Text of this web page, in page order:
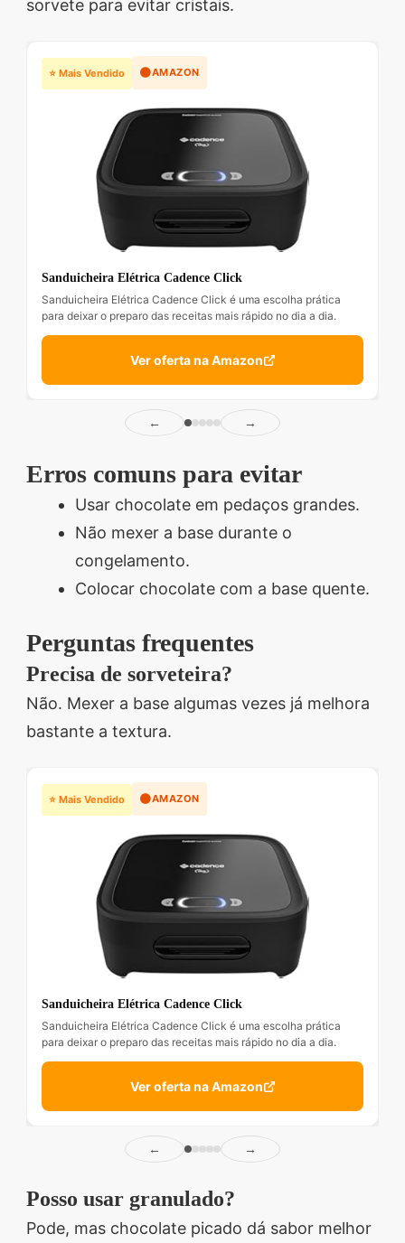
sorvete para evitar cristais.
⭐ Mais Vendido 🟠AMAZON
Sanduicheira Elétrica Cadence Click
Sanduicheira Elétrica Cadence Click é uma escolha prática
para deixar o preparo das receitas mais rápido no dia a dia.
Ver oferta na Amazon
← →
Erros comuns para evitar
Usar chocolate em pedaços grandes.
Não mexer a base durante o
congelamento.
Colocar chocolate com a base quente.
Perguntas frequentes
Precisa de sorveteira?
Não. Mexer a base algumas vezes já melhora
bastante a textura.
⭐ Mais Vendido 🟠AMAZON
Sanduicheira Elétrica Cadence Click
Sanduicheira Elétrica Cadence Click é uma escolha prática
para deixar o preparo das receitas mais rápido no dia a dia.
Ver oferta na Amazon
← →
Posso usar granulado?
Pode, mas chocolate picado dá sabor melhor